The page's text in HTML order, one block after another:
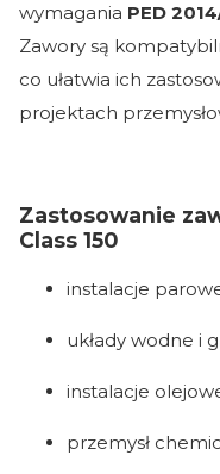
wymagania PED
Zawory są
co ułatwia ich
projektach
Zastosowanie
Class 150
instalacje
układy wodne i
instalacje
przemysł